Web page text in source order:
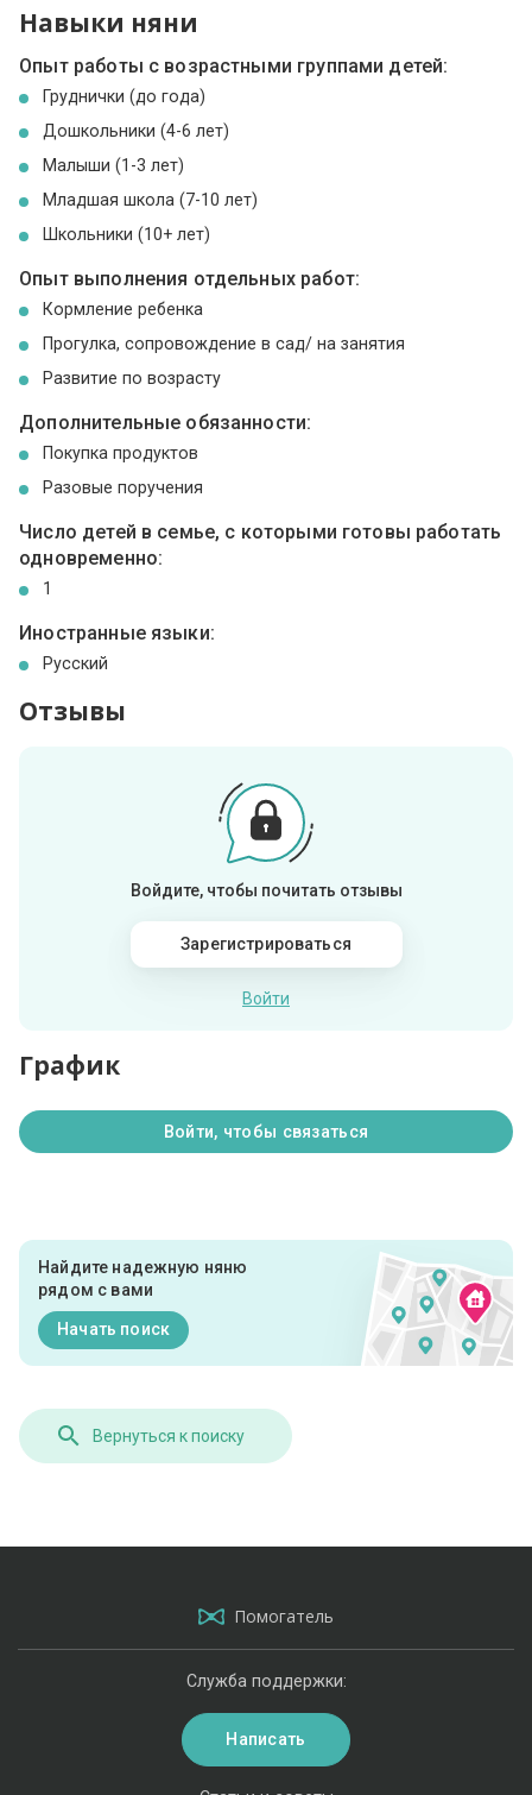
Навыки няни
Опыт работы с возрастными группами детей:
Груднички (до года)
Дошкольники (4-6 лет)
Малыши (1-3 лет)
Младшая школа (7-10 лет)
Школьники (10+ лет)
Опыт выполнения отдельных работ:
Кормление ребенка
Прогулка, сопровождение в сад/ на занятия
Развитие по возрасту
Дополнительные обязанности:
Покупка продуктов
Разовые поручения
Число детей в семье, с которыми готовы работать
одновременно:
1
Иностранные языки:
Русский
Отзывы
Войдите, чтобы почитать отзывы
Зарегистрироваться
Войти
График
Войти, чтобы связаться
Найдите надежную няню
рядом с вами
Начать поиск
Вернуться к поиску
Помогатель
Служба поддержки:
Написать